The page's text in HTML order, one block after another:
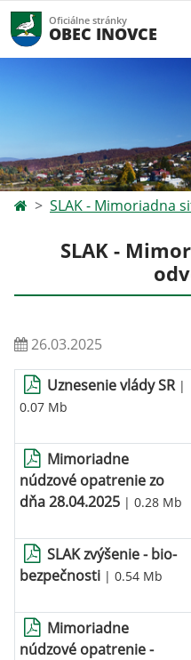
Oficiálne stránky
OBEC INOVCE
SLAK - Mimoriadna
SLAK -
26.03.2025
Uznesenie vlády SR|
0.07 Mb
Mimoriadne
núdzové opatrenie zo
dňa 28.04.2025 | 0.28 Mb
SLAK zvýšenie - bio-
bezpečnosti | 0.54 Mb
Mimoriadne
núdzové opatrenie -